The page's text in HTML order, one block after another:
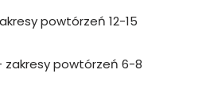
powtórzeń 12-15
zakresy powtórzeń 6-8